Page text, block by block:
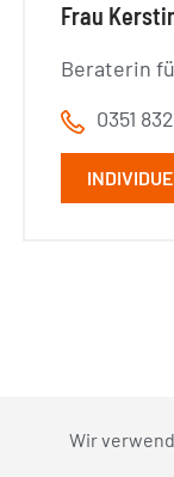
Wir
Frau
Beraterin
0351